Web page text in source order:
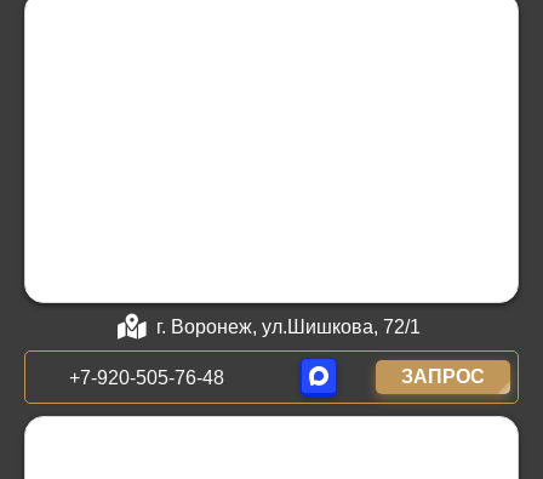
г. Воронеж, ул.Шишкова, 72/1
+7-920-505-76-48 ЗАПРОС